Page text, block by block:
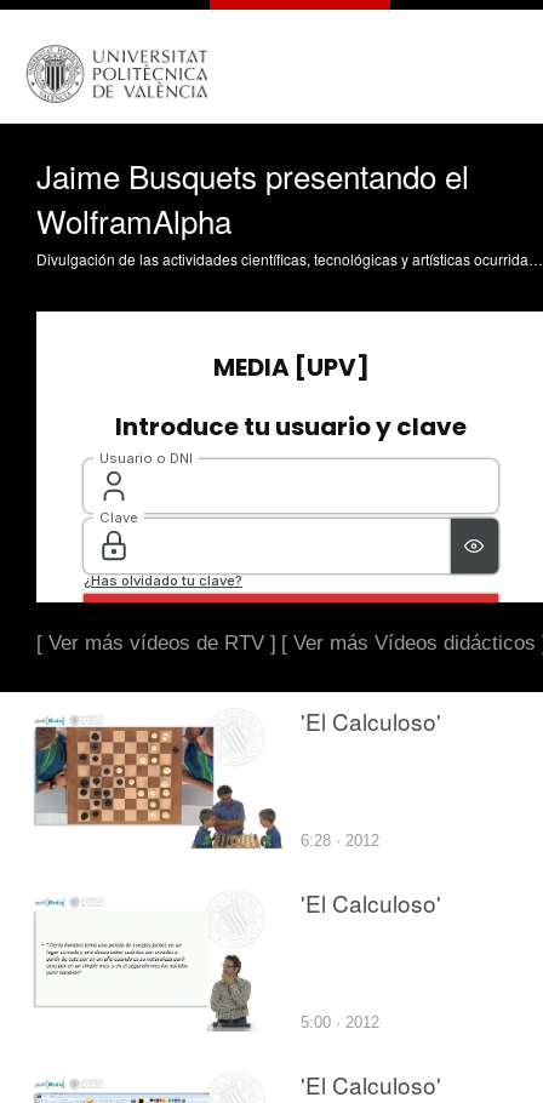
Jaime Busquets presentando el
WolframAlpha
Divulgación de las actividades científicas, tecnológicas y artísticas ocurridas en los tres campus de la UPV
[ Ver más vídeos de RTV ] [ Ver más Vídeos didácticos
'El Calculoso'
6:28 · 2012
'El Calculoso'
5:00 · 2012
'El Calculoso'